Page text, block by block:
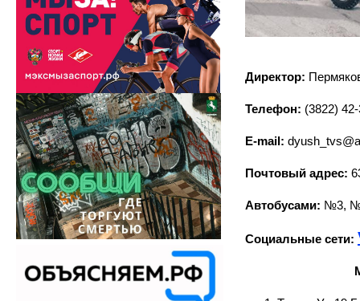
Директор:
Телефон: (3822)
E-mail:
Почтовый адрес:
Автобусами: №3,
Социальные сети: